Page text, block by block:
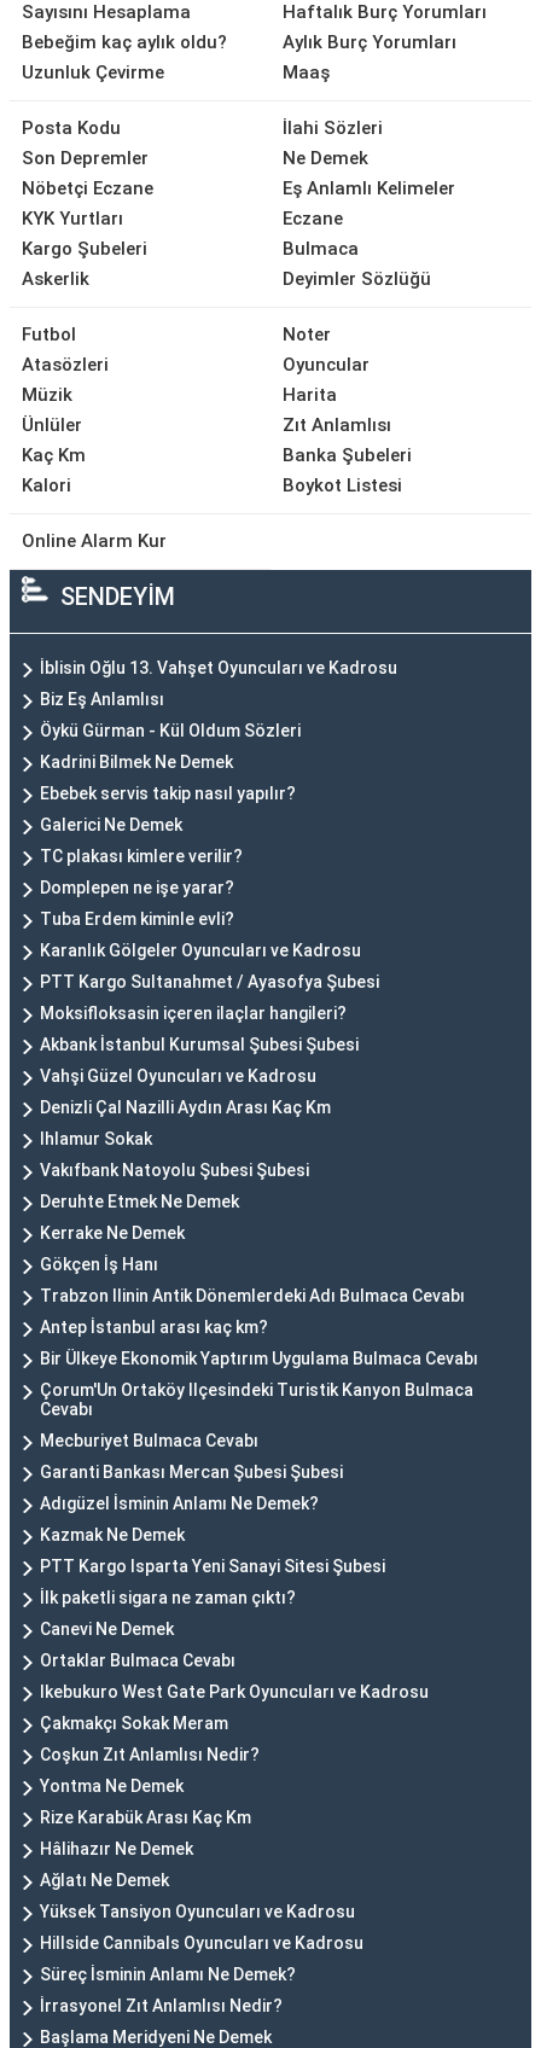
Sayısını Hesaplama
Bebeğim kaç aylık oldu?
Uzunluk Çevirme
Haftalık Burç Yorumları
Aylık Burç Yorumları
Maaş
Posta Kodu
Son Depremler
Nöbetçi Eczane
KYK Yurtları
Kargo Şubeleri
Askerlik
İlahi Sözleri
Ne Demek
Eş Anlamlı Kelimeler
Eczane
Bulmaca
Deyimler Sözlüğü
Futbol
Atasözleri
Müzik
Ünlüler
Kaç Km
Kalori
Noter
Oyuncular
Harita
Zıt Anlamlısı
Banka Şubeleri
Boykot Listesi
Online Alarm Kur
SENDEYİM
İblisin Oğlu 13. Vahşet Oyuncuları ve Kadrosu
Biz Eş Anlamlısı
Öykü Gürman - Kül Oldum Sözleri
Kadrini Bilmek Ne Demek
Ebebek servis takip nasıl yapılır?
Galerici Ne Demek
TC plakası kimlere verilir?
Domplepen ne işe yarar?
Tuba Erdem kiminle evli?
Karanlık Gölgeler Oyuncuları ve Kadrosu
PTT Kargo Sultanahmet / Ayasofya Şubesi
Moksifloksasin içeren ilaçlar hangileri?
Akbank İstanbul Kurumsal Şubesi Şubesi
Vahşi Güzel Oyuncuları ve Kadrosu
Denizli Çal Nazilli Aydın Arası Kaç Km
Ihlamur Sokak
Vakıfbank Natoyolu Şubesi Şubesi
Deruhte Etmek Ne Demek
Kerrake Ne Demek
Gökçen İş Hanı
Trabzon Ilinin Antik Dönemlerdeki Adı Bulmaca Cevabı
Antep İstanbul arası kaç km?
Bir Ülkeye Ekonomik Yaptırım Uygulama Bulmaca Cevabı
Çorum'Un Ortaköy Ilçesindeki Turistik Kanyon Bulmaca
Cevabı
Mecburiyet Bulmaca Cevabı
Garanti Bankası Mercan Şubesi Şubesi
Adıgüzel İsminin Anlamı Ne Demek?
Kazmak Ne Demek
PTT Kargo Isparta Yeni Sanayi Sitesi Şubesi
İlk paketli sigara ne zaman çıktı?
Canevi Ne Demek
Ortaklar Bulmaca Cevabı
Ikebukuro West Gate Park Oyuncuları ve Kadrosu
Çakmakçı Sokak Meram
Coşkun Zıt Anlamlısı Nedir?
Yontma Ne Demek
Rize Karabük Arası Kaç Km
Hâlihazır Ne Demek
Ağlatı Ne Demek
Yüksek Tansiyon Oyuncuları ve Kadrosu
Hillside Cannibals Oyuncuları ve Kadrosu
Süreç İsminin Anlamı Ne Demek?
İrrasyonel Zıt Anlamlısı Nedir?
Başlama Meridyeni Ne Demek